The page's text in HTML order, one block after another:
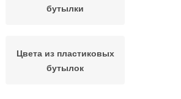
бутылки
Цвета из пластиковых
бутылок